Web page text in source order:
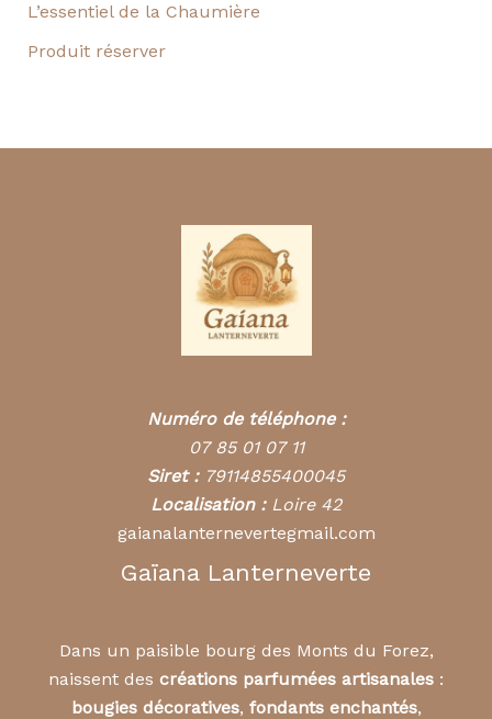
L’essentiel de la Chaumière
Produit réserver
Numéro de téléphone :
07 85 01 07 11
Siret : 79114855400045
Localisation :Loire 42
gaianalanternevertegmail.com
Gaïana Lanterneverte
Dans un paisible bourg des Monts du Forez,
naissent des créations parfumées artisanales :
bougies décoratives, fondants enchantés,